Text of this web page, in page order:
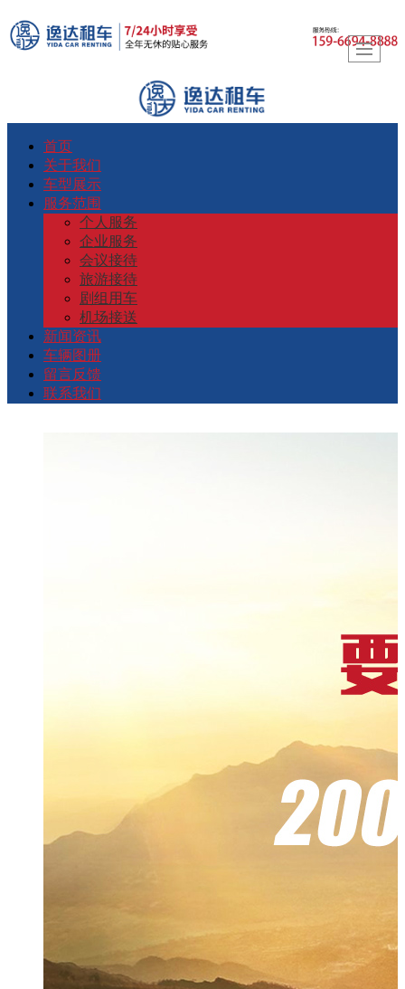
首页
关于我们
车型展示
服务范围
个人服务
企业服务
会议接待
旅游接待
剧组用车
机场接送
新闻资讯
车辆图册
留言反馈
联系我们